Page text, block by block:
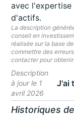
avec l'expertise
d'actifs.
La description
conseil en
réalisée sur la base
commettre des
contacter pour
Description
à jour le 1
avril 2026
J'ai
Historiques